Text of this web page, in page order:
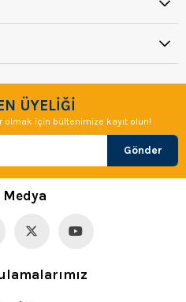
ÜYELİĞİ
olmak için bültenimize kayıt olun!
Gönder
Medya